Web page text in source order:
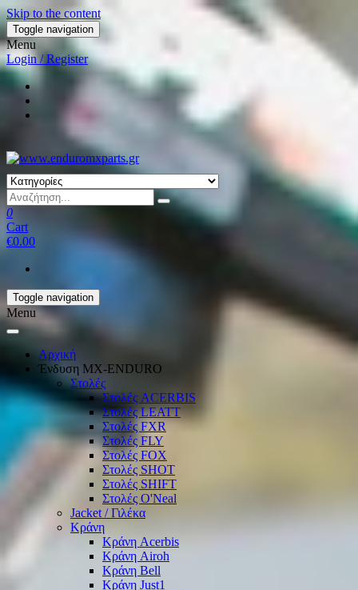
Skip to the content
Toggle navigation
Menu
Login / Register
0
Cart
€0.00
Toggle navigation
Menu
Αρχική
Ένδυση ΜΧ-ΕΝDURO
Στολές
Στολές ACERBIS
Στολές LEATT
Στολές FXR
Στολές FLY
Στολές FOX
Στολές SHOT
Στολές SHIFT
Στολές O'Neal
Jacket / Γιλέκα
Κράνη
Κράνη Acerbis
Κράνη Airoh
Κράνη Bell
Κράνη Just1